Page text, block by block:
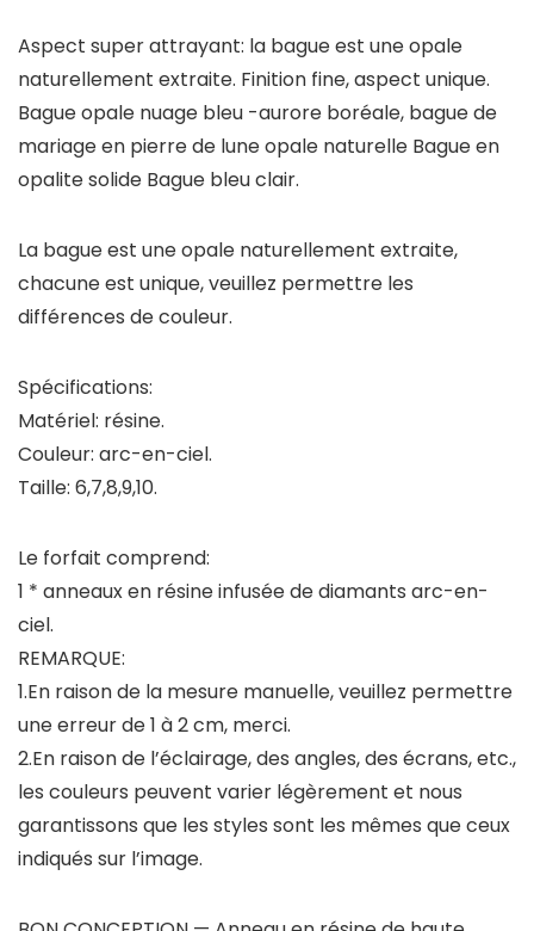
Aspect super attrayant: la bague est une opale
naturellement extraite. Finition fine, aspect unique.
Bague opale nuage bleu -aurore boréale, bague de
mariage en pierre de lune opale naturelle Bague en
opalite solide Bague bleu clair.
La bague est une opale naturellement extraite,
chacune est unique, veuillez permettre les
différences de couleur.
Spécifications:
Matériel: résine.
Couleur: arc-en-ciel.
Taille: 6,7,8,9,10.
Le forfait comprend:
1 * anneaux en résine infusée de diamants arc-en-
ciel.
REMARQUE:
1.En raison de la mesure manuelle, veuillez permettre
une erreur de 1 à 2 cm, merci.
2.En raison de l’éclairage, des angles, des écrans, etc.,
les couleurs peuvent varier légèrement et nous
garantissons que les styles sont les mêmes que ceux
indiqués sur l’image.